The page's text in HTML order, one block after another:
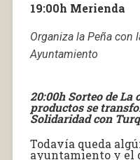
19:00h Merienda
Organiza la Peña con
Ayuntamiento
20:00h Sorteo de La
productos se
Solidaridad con
Todavía queda
ayuntamiento y el